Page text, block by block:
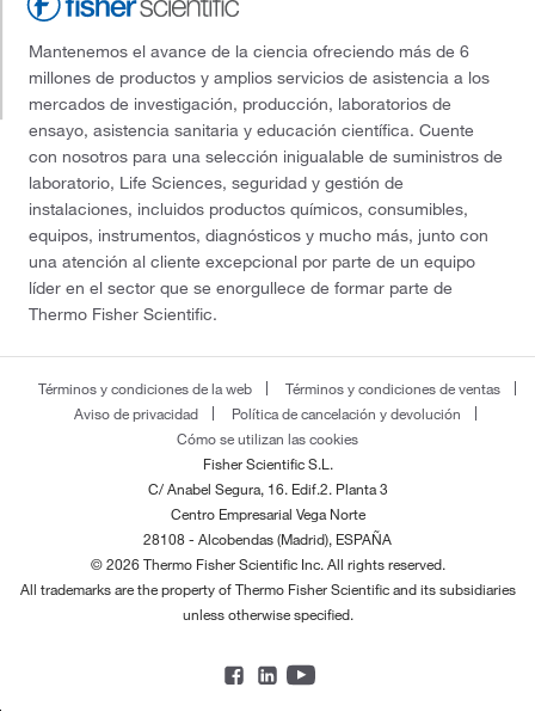
Mantenemos el avance de la ciencia ofreciendo más de 6
millones de productos y amplios servicios de asistencia a los
mercados de investigación, producción, laboratorios de
ensayo, asistencia sanitaria y educación científica. Cuente
con nosotros para una selección inigualable de suministros de
laboratorio, Life Sciences, seguridad y gestión de
instalaciones, incluidos productos químicos, consumibles,
equipos, instrumentos, diagnósticos y mucho más, junto con
una atención al cliente excepcional por parte de un equipo
líder en el sector que se enorgullece de formar parte de
Thermo Fisher Scientific.
Términos y condiciones de la web
Términos y condiciones de ventas
Aviso de privacidad
Política de cancelación y devolución
Cómo se utilizan las cookies
Fisher Scientific S.L.
C/ Anabel Segura, 16. Edif.2. Planta 3
Centro Empresarial Vega Norte
28108 - Alcobendas (Madrid), ESPAÑA
© 2026 Thermo Fisher Scientific Inc. All rights reserved.
All trademarks are the property of Thermo Fisher Scientific and its subsidiaries
unless otherwise specified.